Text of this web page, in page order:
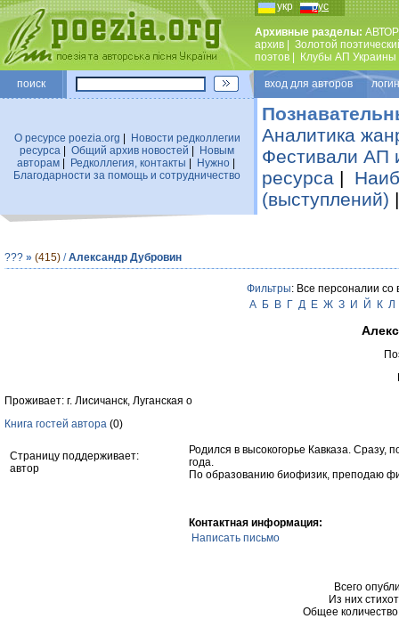
укр рус
Архивные разделы:
архив
Золотой
поэтов
Клубы АП Украины
поиск вход для авторов
О ресурсе poezia.org
Новости редколлегии
ресурса
Общий архив новостей
Новым
авторам| Редколлегия, контакты Нужно|
Благодарности за помощь и сотрудничество
Аналитика
Фестивали АП
ресурса |
(выступлений)
??? » (415) /Александр Дубровин
Фильтры: Все персоналии со
А
Б В Г Д Е Ж З И Й К Л
Проживает: г. Лисичанск, Луганская о
Книга гостей автора (0)
Страницу поддерживает:
автор
Родился в высокогорье Кавказа. Сразу,
года.
По образованию биофизик, преподаю
Контактная информация:
Написать письмо
Всего
Из них
Общее